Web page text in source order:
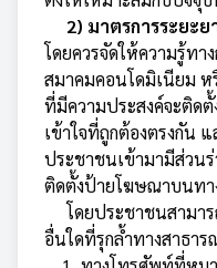
2) มาตรการระยะย
โดยควรจัดให้ความรู้ท
สมาคมคอนโดมิเนียม ห
ที่มีความประสงค์จะติด
เข้าใจที่ถูกต้องตรงกัน
ประชาชนเข้ามามีส่วนร่
ติดตั้งป้ายโฆษณาบนทา
โดยประชาชนสามา
อื่นใดที่รุกล้ำทางสาธา